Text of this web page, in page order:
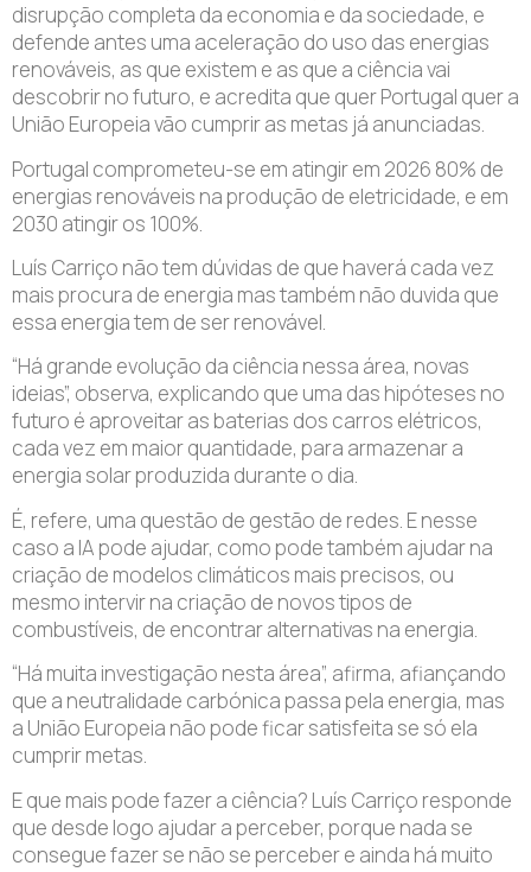
disrupção completa da economia e da sociedade, e
defende antes uma aceleração do uso das energias
renováveis, as que existem e as que a ciência vai
descobrir no futuro, e acredita que quer Portugal quer a
União Europeia vão cumprir as metas já anunciadas.
Portugal comprometeu-se em atingir em 2026 80% de
energias renováveis na produção de eletricidade, e em
2030 atingir os 100%.
Luís Carriço não tem dúvidas de que haverá cada vez
mais procura de energia mas também não duvida que
essa energia tem de ser renovável.
“Há grande evolução da ciência nessa área, novas
ideias”, observa, explicando que uma das hipóteses no
futuro é aproveitar as baterias dos carros elétricos,
cada vez em maior quantidade, para armazenar a
energia solar produzida durante o dia.
É, refere, uma questão de gestão de redes. E nesse
caso a IA pode ajudar, como pode também ajudar na
criação de modelos climáticos mais precisos, ou
mesmo intervir na criação de novos tipos de
combustíveis, de encontrar alternativas na energia.
“Há muita investigação nesta área”, afirma, afiançando
que a neutralidade carbónica passa pela energia, mas
a União Europeia não pode ficar satisfeita se só ela
cumprir metas.
E que mais pode fazer a ciência? Luís Carriço responde
que desde logo ajudar a perceber, porque nada se
consegue fazer se não se perceber e ainda há muito